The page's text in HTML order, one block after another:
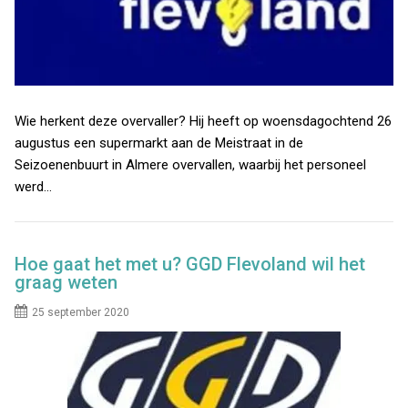
Wie herkent deze overvaller? Hij heeft op woensdagochtend 26
augustus een supermarkt aan de Meistraat in de
Seizoenenbuurt in Almere overvallen, waarbij het personeel
werd…
Hoe gaat het met u? GGD Flevoland wil het
graag weten
25 september 2020